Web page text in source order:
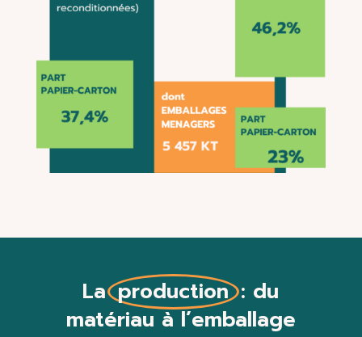
La production : du
matériau à l’emballage